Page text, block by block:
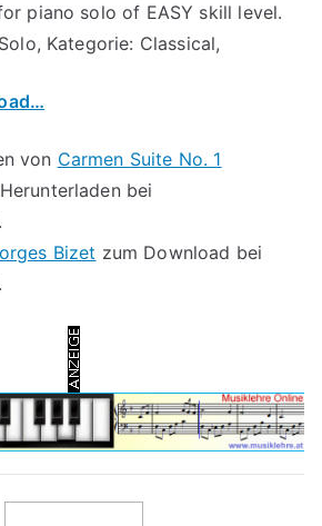
piano solo of EASY skill level.
Kategorie: Classical,
von Carmen Suite No. 1
bei
Bizet zum Download bei